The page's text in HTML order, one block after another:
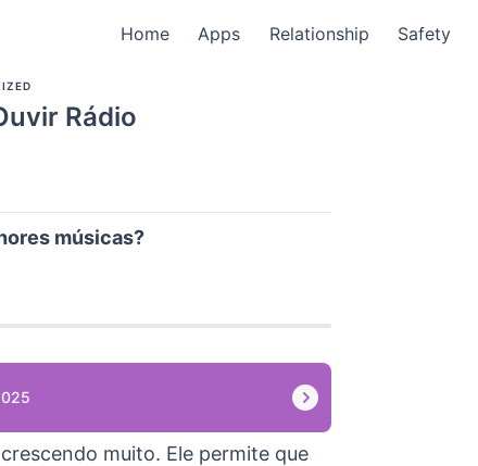
Home Apps Relationship Safety
Rádio
músicas?
muito. Ele permite que